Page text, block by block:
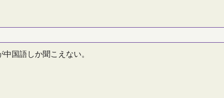
国語しか聞こえない。